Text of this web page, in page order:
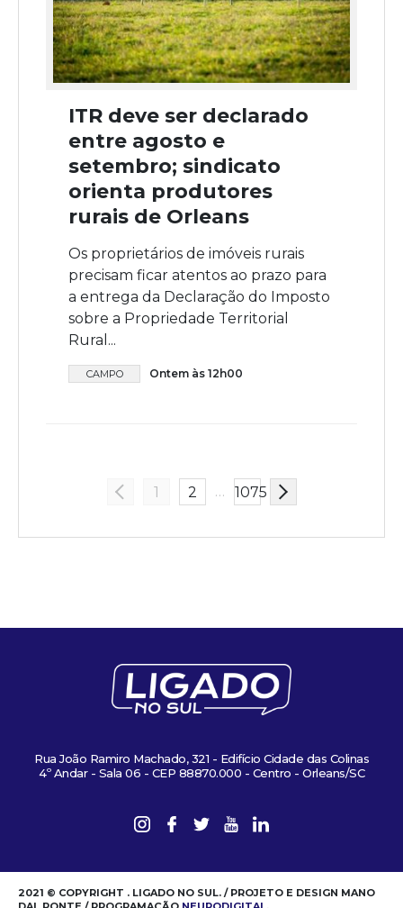
ITR deve ser declarado
entre agosto e
setembro; sindicato
orienta produtores
rurais de Orleans
Os proprietários de imóveis rurais
precisam ficar atentos ao prazo para
a entrega da Declaração do Imposto
sobre a Propriedade Territorial
Rural...
CAMPO Ontem às 12h00
1 2 … 1075
Rua João Ramiro Machado, 321 - Edifício Cidade das Colinas
4º Andar - Sala 06 - CEP 88870.000 - Centro - Orleans/SC
2021 © COPYRIGHT . LIGADO NO SUL. / PROJETO E DESIGN MANO